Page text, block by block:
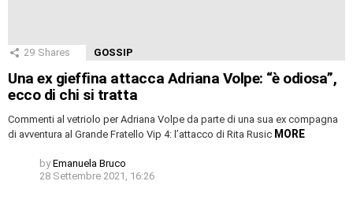
29 Shares GOSSIP
Una ex gieffina attacca Adriana Volpe: “è odiosa”,
ecco di chi si tratta
Commenti al vetriolo per Adriana Volpe da parte di una sua ex compagna
di avventura al Grande Fratello Vip 4: l’attacco di Rita Rusic MORE
by Emanuela Bruco
28 Settembre 2021, 16:26